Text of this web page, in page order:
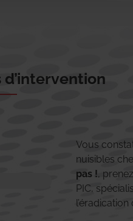
Vous
nuisibles
pas !,
PIC,